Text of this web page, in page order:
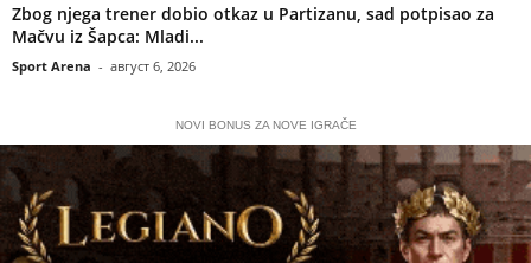
Zbog njega trener dobio otkaz u Partizanu, sad potpisao za
Mačvu iz Šapca: Mladi...
Sport Arena - август 6, 2026
NOVI BONUS ZA NOVE IGRAČE